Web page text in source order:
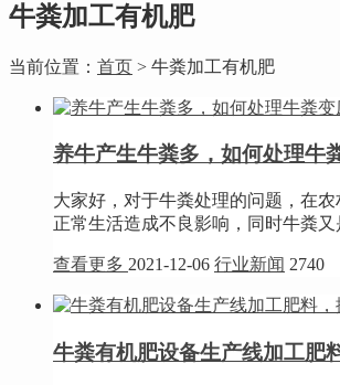
牛粪加工有机肥
当前位置： 首页 > 牛粪加工有机肥
养牛产生牛粪多，如何处理牛
大家好，对于牛粪处理的问题，在
正常生活造成不良影响，同时牛粪
查看更多 2021-12-06 行业新闻 2740
牛粪有机肥设备生产线加工肥